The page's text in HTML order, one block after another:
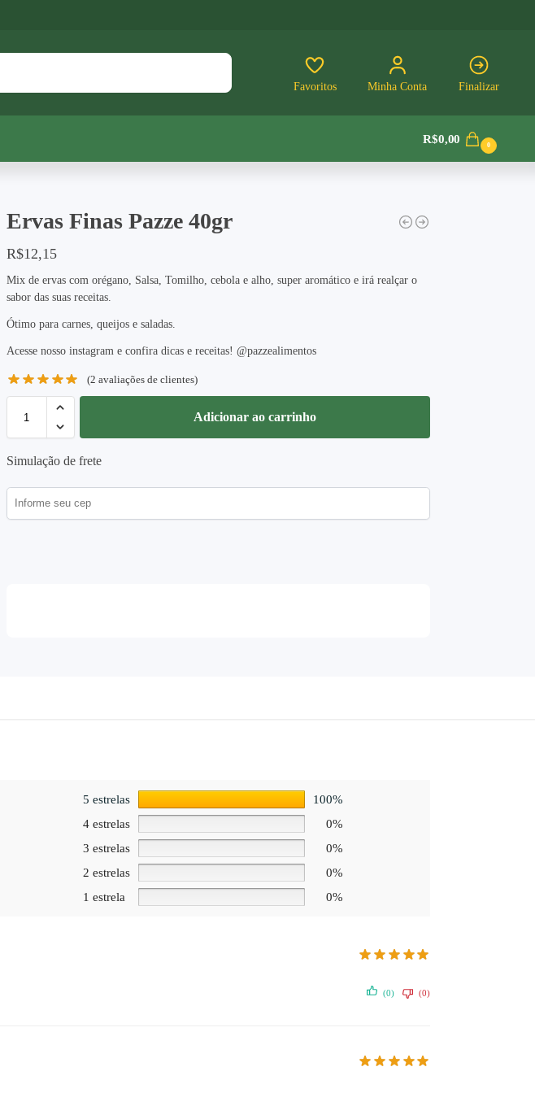
Pesquisar
Favoritos Minha Conta Finalizar
R$0,00 0
Ervas Finas Pazze 40gr
R$12,15
Mix de ervas com orégano, Salsa, Tomilho, cebola e alho, super aromático e irá realçar o
sabor das suas receitas.
Ótimo para carnes, queijos e saladas.
Acesse nosso instagram e confira dicas e receitas! @pazzealimentos
(2 avaliações de clientes)
Adicionar ao carrinho
Simulação de frete
5 estrelas
100%
4 estrelas
0%
3 estrelas
0%
2 estrelas
0%
1 estrela
0%
(0) (0)